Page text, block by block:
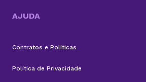
AJUDA
Contratos e Políticas
Política de Privacidade